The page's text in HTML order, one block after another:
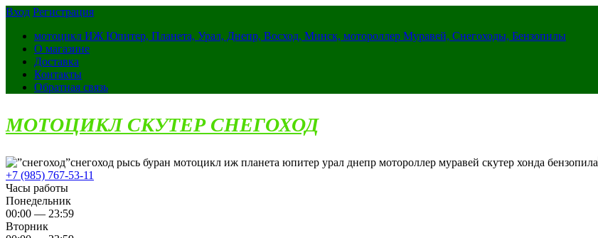
Вход Регистрация
мотоцикл ИЖ Юпитер, Планета, Урал, Днепр, Восход, Минск, мотороллер Муравей, Снегоходы, Бензопилы
О магазине
Доставка
Контакты
Обратная связь
МОТОЦИКЛ СКУТЕР СНЕГОХОД
снегоход рысь буран мотоцикл иж планета юпитер урал днепр мотороллер муравей скутер хонда бензопила
+7 (985) 767-53-11
Часы работы
Понедельник
00:00 — 23:59
Вторник